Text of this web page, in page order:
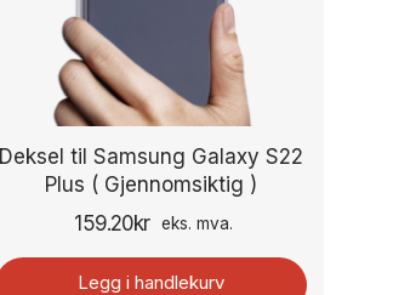
Deksel til Samsung Galaxy S22
Plus ( Gjennomsiktig )
159.20kr eks. mva.
Legg i handlekurv